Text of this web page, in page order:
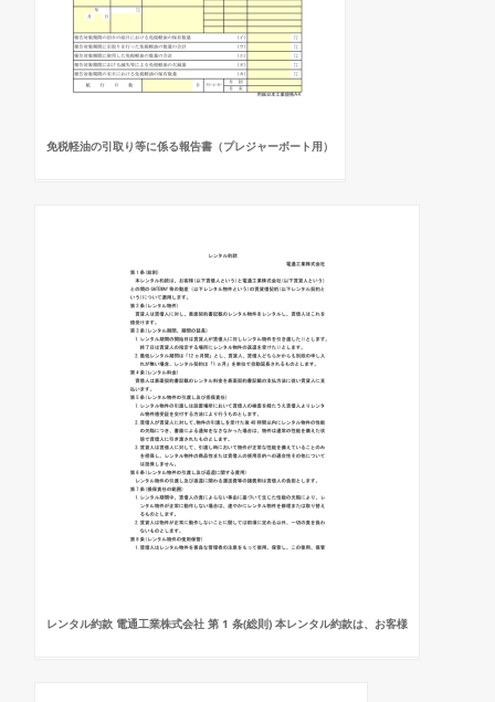
免税軽油の引取り等に係る報告書（プレジャーボート用）
レンタル約款 電通工業株式会社 第 1 条(総則) 本レンタル約款は、お客様